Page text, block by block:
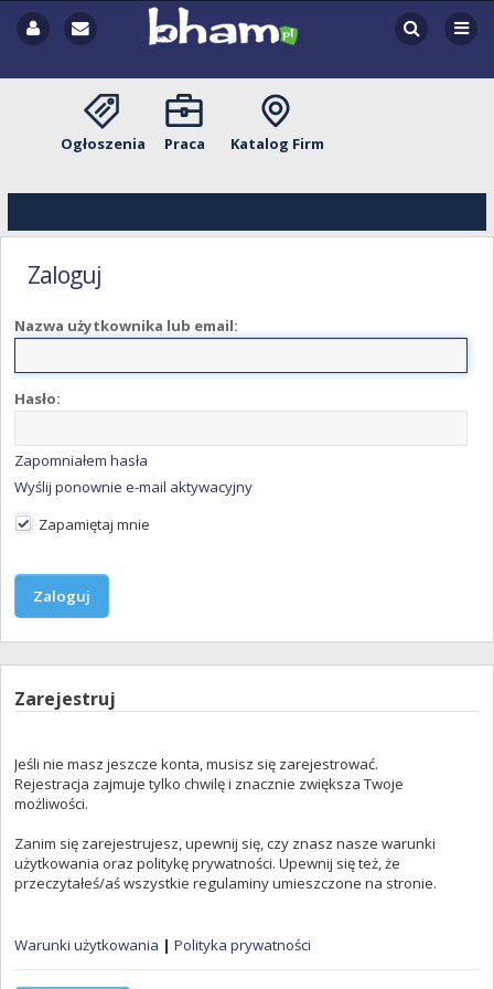
Ogłoszenia Praca Katalog Firm
Zaloguj
Nazwa użytkownika lub email:
Hasło:
Zapomniałem hasła
Wyślij ponownie e-mail aktywacyjny
Zapamiętaj mnie
Zarejestruj
Jeśli nie masz jeszcze konta, musisz się zarejestrować.
Rejestracja zajmuje tylko chwilę i znacznie zwiększa Twoje
możliwości.
Zanim się zarejestrujesz, upewnij się, czy znasz nasze warunki
użytkowania oraz politykę prywatności. Upewnij się też, że
przeczytałeś/aś wszystkie regulaminy umieszczone na stronie.
Warunki użytkowania | Polityka prywatności